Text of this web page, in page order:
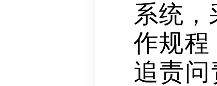
系统
作规程
追责